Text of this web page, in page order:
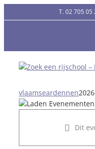
naar
T. 02 705 05
vlaamseardennen
Dit